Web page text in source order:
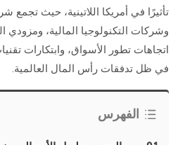
تأثيرًا في أمريكا اللاتينية، حيث تجمع
وشركات التكنولوجيا المالية، ومزودي
اتجاهات تطور الأسواق، وابتكارات
في ظل تدفقات رأس المال العالمية.
الفهرس